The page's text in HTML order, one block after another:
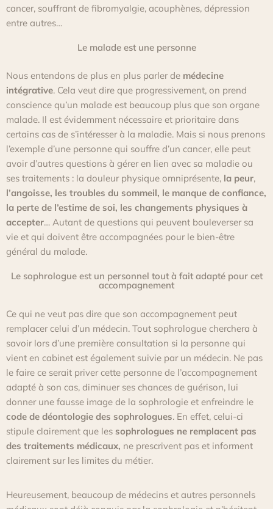
cancer, souffrant de fibromyalgie, acouphènes, dépression
entre autres…
Le malade est une personne
Nous entendons de plus en plus parler de médecine
intégrative. Cela veut dire que progressivement, on prend
conscience qu’un malade est beaucoup plus que son organe
malade. Il est évidemment nécessaire et prioritaire dans
certains cas de s’intéresser à la maladie. Mais si nous prenons
l’exemple d’une personne qui souffre d’un cancer, elle peut
avoir d’autres questions à gérer en lien avec sa maladie ou
ses traitements : la douleur physique omniprésente, la peur,
l’angoisse, les troubles du sommeil, le manque de confiance,
la perte de l’estime de soi, les changements physiques à
accepter… Autant de questions qui peuvent bouleverser sa
vie et qui doivent être accompagnées pour le bien-être
général du malade.
Le sophrologue est un personnel tout à fait adapté pour cet
accompagnement
Ce qui ne veut pas dire que son accompagnement peut
remplacer celui d’un médecin. Tout sophrologue cherchera à
savoir lors d’une première consultation si la personne qui
vient en cabinet est également suivie par un médecin. Ne pas
le faire ce serait privercette personne de l’accompagnement
adapté à son cas, diminuer ses chances de guérison, lui
donner une fausse image de la sophrologie et enfreindre le
code de déontologie des sophrologues. En effet, celui-ci
stipule clairement que les sophrologues ne remplacent pas
des traitements médicaux, ne prescrivent pas et informent
clairement sur les limites du métier.
Heureusement, beaucoup de médecins et autres personnels